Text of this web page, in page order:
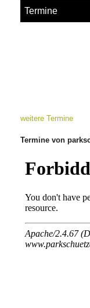
Termine
weitere Termine
Termine von